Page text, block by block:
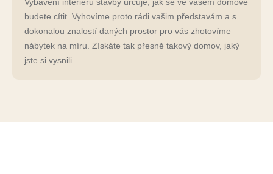
budete cítit. Vyhovíme proto rádi vašim představám a s
dokonalou znalostí daných prostor pro vás zhotovíme
nábytek na míru. Získáte tak přesně takový domov, jaký
jste si vysnili.